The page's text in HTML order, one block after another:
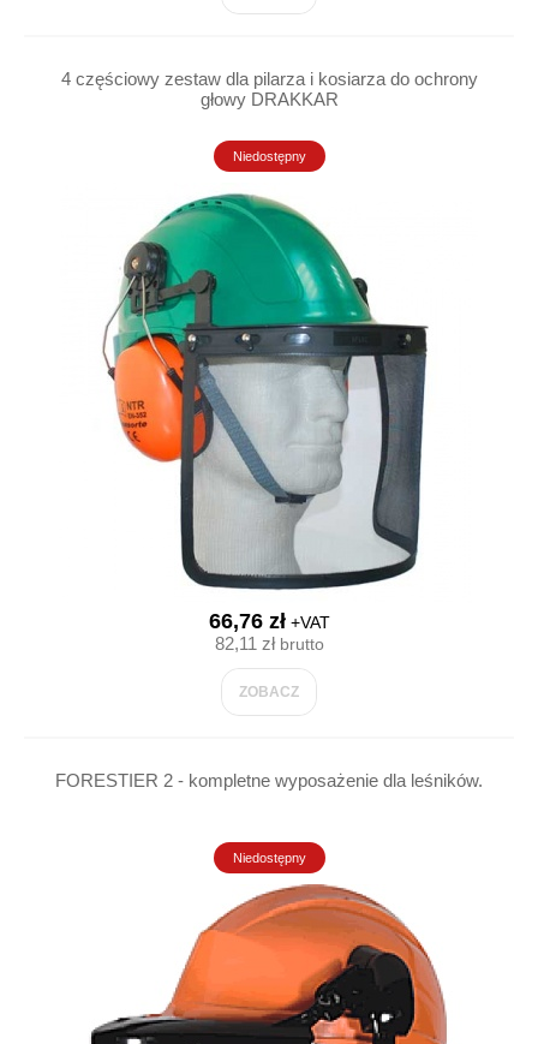
4 częściowy zestaw dla pilarza i kosiarza do ochrony
głowy DRAKKAR
Niedostępny
66,76 zł+VAT
82,11 złbrutto
ZOBACZ
FORESTIER 2 - kompletne wyposażenie dla leśników.
Niedostępny